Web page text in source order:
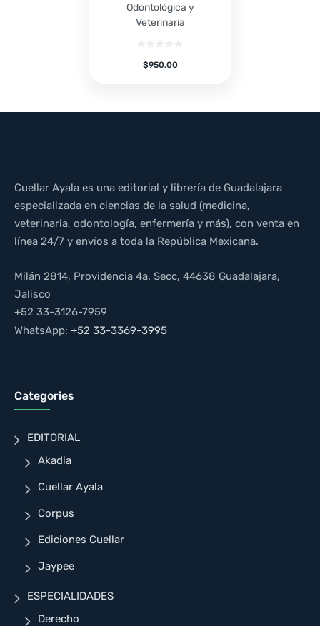
Odontológica y
Veterinaria
$950.00
Cuellar Ayala es una editorial y librería de Guadalajara
especializada en ciencias de la salud (medicina,
veterinaria, odontología, enfermería y más), con venta en
línea 24/7 y envíos a toda la República Mexicana.
Milán 2814, Providencia 4a. Secc, 44638 Guadalajara,
Jalisco
+52 33-3126-7959
WhatsApp: +52 33-3369-3995
Categories
EDITORIAL
Akadia
Cuellar Ayala
Corpus
Ediciones Cuellar
Jaypee
ESPECIALIDADES
Derecho